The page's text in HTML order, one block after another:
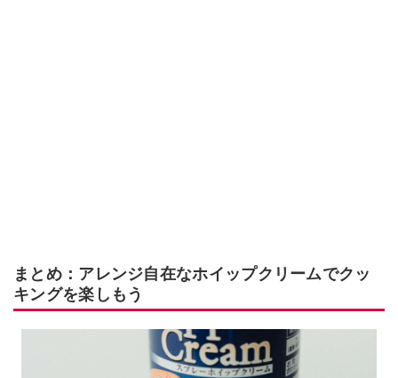
まとめ：アレンジ自在なホイップクリームでクッ
キングを楽しもう